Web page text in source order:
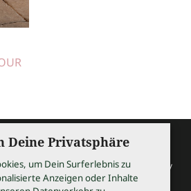
/ Thomas Bauer / Meßmerstraße 32 /
Grettstadt
Deine Privatsphäre
um Dein Surferlebnis zu
Anzeigen oder Inhalte